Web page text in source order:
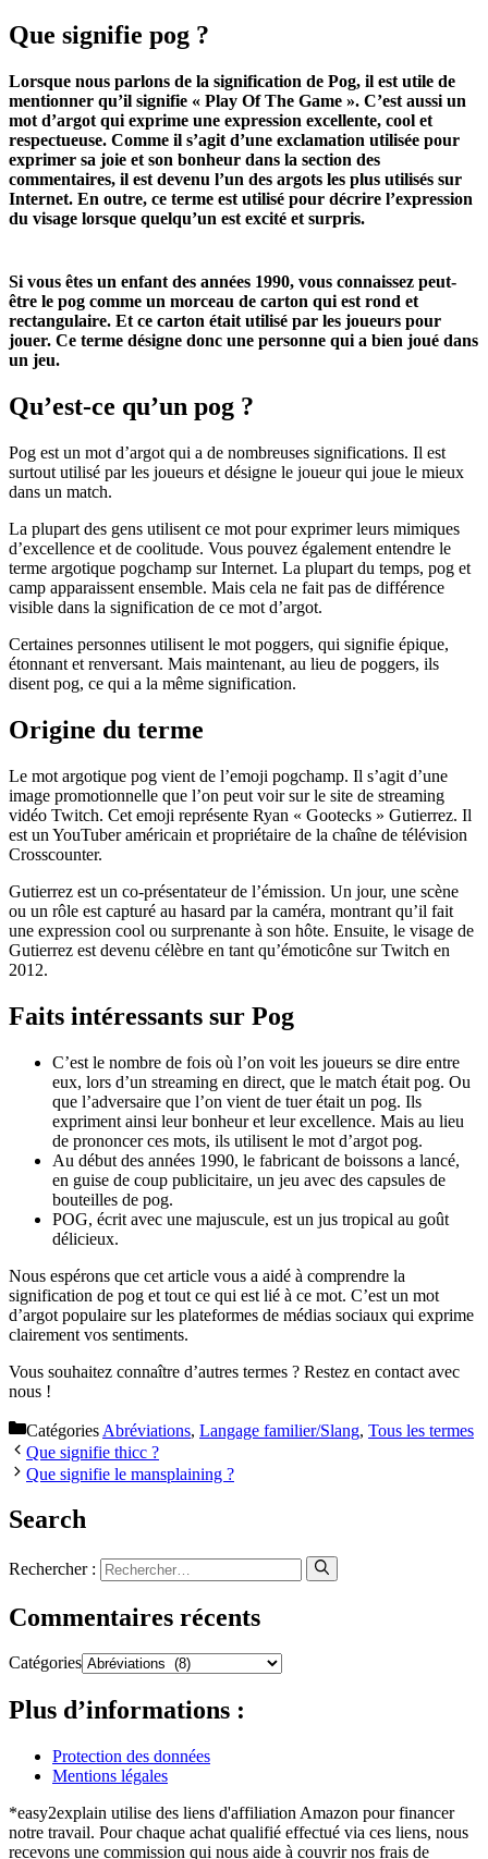
Que signifie pog ?
Lorsque nous parlons de la signification de Pog, il est utile de
mentionner qu’il signifie « Play Of The Game ». C’est aussi un
mot d’argot qui exprime une expression excellente, cool et
respectueuse. Comme il s’agit d’une exclamation utilisée pour
exprimer sa joie et son bonheur dans la section des
commentaires, il est devenu l’un des argots les plus utilisés sur
Internet. En outre, ce terme est utilisé pour décrire l’expression
du visage lorsque quelqu’un est excité et surpris.
Si vous êtes un enfant des années 1990, vous connaissez peut-
être le pog comme un morceau de carton qui est rond et
rectangulaire. Et ce carton était utilisé par les joueurs pour
jouer. Ce terme désigne donc une personne qui a bien joué dans
un jeu.
Qu’est-ce qu’un pog ?
Pog est un mot d’argot qui a de nombreuses significations. Il est
surtout utilisé par les joueurs et désigne le joueur qui joue le mieux
dans un match.
La plupart des gens utilisent ce mot pour exprimer leurs mimiques
d’excellence et de coolitude. Vous pouvez également entendre le
terme argotique pogchamp sur Internet. La plupart du temps, pog et
camp apparaissent ensemble. Mais cela ne fait pas de différence
visible dans la signification de ce mot d’argot.
Certaines personnes utilisent le mot poggers, qui signifie épique,
étonnant et renversant. Mais maintenant, au lieu de poggers, ils
disent pog, ce qui a la même signification.
Origine du terme
Le mot argotique pog vient de l’emoji pogchamp. Il s’agit d’une
image promotionnelle que l’on peut voir sur le site de streaming
vidéo Twitch. Cet emoji représente Ryan « Gootecks » Gutierrez. Il
est un YouTuber américain et propriétaire de la chaîne de télévision
Crosscounter.
Gutierrez est un co-présentateur de l’émission. Un jour, une scène
ou un rôle est capturé au hasard par la caméra, montrant qu’il fait
une expression cool ou surprenante à son hôte. Ensuite, le visage de
Gutierrez est devenu célèbre en tant qu’émoticône sur Twitch en
2012.
Faits intéressants sur Pog
C’est le nombre de fois où l’on voit les joueurs se dire entre
eux, lors d’un streaming en direct, que le match était pog. Ou
que l’adversaire que l’on vient de tuer était un pog. Ils
expriment ainsi leur bonheur et leur excellence. Mais au lieu
de prononcer ces mots, ils utilisent le mot d’argot pog.
Au début des années 1990, le fabricant de boissons a lancé,
en guise de coup publicitaire, un jeu avec des capsules de
bouteilles de pog.
POG, écrit avec une majuscule, est un jus tropical au goût
délicieux.
Nous espérons que cet article vous a aidé à comprendre la
signification de pog et tout ce qui est lié à ce mot. C’est un mot
d’argot populaire sur les plateformes de médias sociaux qui exprime
clairement vos sentiments.
Vous souhaitez connaître d’autres termes ? Restez en contact avec
nous !
Catégories Abréviations, Langage familier/Slang, Tous les termes
Que signifie thicc ?
Que signifie le mansplaining ?
Search
Rechercher :
Commentaires récents
Catégories
Plus d’informations :
Protection des données
Mentions légales
*easy2explain utilise des liens d'affiliation Amazon pour financer
notre travail. Pour chaque achat qualifié effectué via ces liens, nous
recevons une commission qui nous aide à couvrir nos frais de